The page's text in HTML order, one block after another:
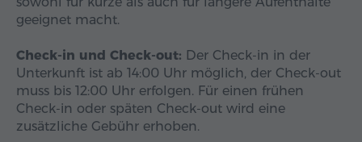
geeignet macht.
Check-in und Check-out: Der Check-in in der
Unterkunft ist ab 14:00 Uhr möglich, der Check-out
muss bis 12:00 Uhr erfolgen. Für einen frühen
Check-in oder späten Check-out wird eine
zusätzliche Gebühr erhoben.